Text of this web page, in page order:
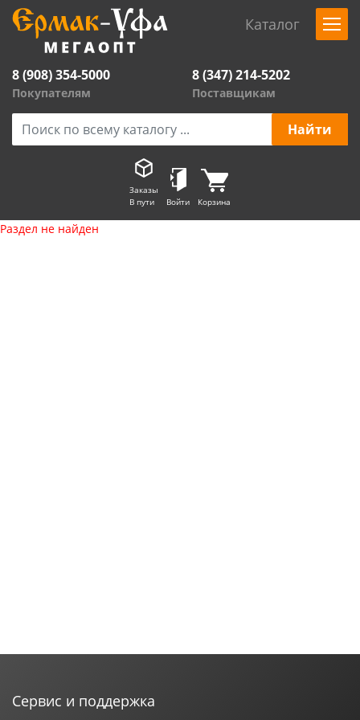
Каталог
8 (908) 354-5000
Покупателям
8 (347) 214-5202
Поставщикам
Заказы
В пути
Войти Корзина
Раздел не найден
Сервис и поддержка